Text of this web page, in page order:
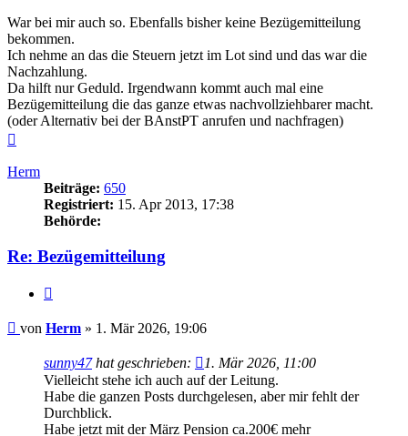
War bei mir auch so. Ebenfalls bisher keine Bezügemitteilung
bekommen.
Ich nehme an das die Steuern jetzt im Lot sind und das war die
Nachzahlung.
Da hilft nur Geduld. Irgendwann kommt auch mal eine
Bezügemitteilung die das ganze etwas nachvollziehbarer macht.
(oder Alternativ bei der BAnstPT anrufen und nachfragen)
Herm
Beiträge: 650
Registriert: 15. Apr 2013, 17:38
Behörde:
Re: Bezügemitteilung
Beitrag
von Herm » 1. Mär 2026, 19:06
sunny47hat geschrieben:
1. Mär 2026, 11:00
Vielleicht stehe ich auch auf der Leitung.
Habe die ganzen Posts durchgelesen, aber mir fehlt der
Durchblick.
Habe jetzt mit der März Pension ca.200€ mehr